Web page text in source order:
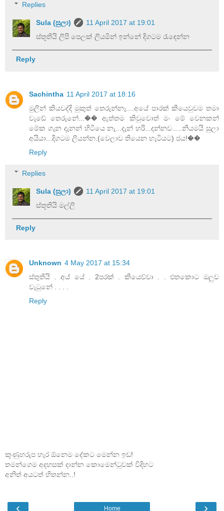
Replies
Sula (සුලා)
11 April 2017 at 19:01
ස්තූතියි ලිපි පෙලක් ලියමින් ඉන්නේ දිගටම රැඳෙන්න
Reply
Sachintha 11 April 2017 at 18:16
මුලින් කියවද්දි මුකුත් තෙරුන්නෑ....අයේ පාරක් කියෙවුවම තමා
වැඩේ තෙරුනේ...�� ඇත්තම කිවුවොත් මං මේ වෙනකන්
මේක ගැන දැනන් හිටියෙ නැ...දැන් හරි...දන්නව.....නියමයි සුලා
අයියා...දිගටම ලියන්න.(වෙලාව තියෙන හැටියට) ජය!��
Reply
Replies
Sula (සුලා)
11 April 2017 at 19:01
ස්තූතියි මල්ලි
Reply
Unknown 4 May 2017 at 15:34
ස්තුතියි . අය්‍ යේ . 2පරක් . කියෙව්වා . . එතකොට ඔලුව
වැටුනේ . . . .
Reply
කුණුහරුප හැර ඕනෙම දේකට මෙන්න ඉඩ!
තමන්ගෙම අදහසක් දාන්න කොමෙන්ටුවක් විදිහට
අනිත් අයටත් හිතන්න..!
‹ ›
Home